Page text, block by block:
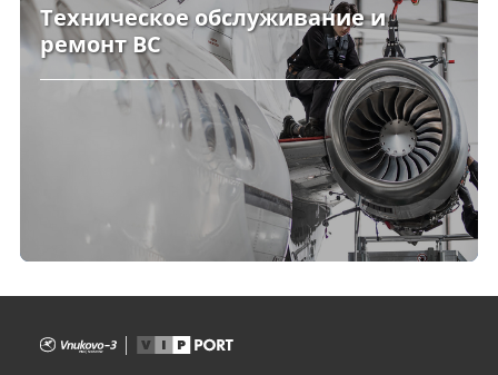
Техническое обслуживание и
ремонт ВС